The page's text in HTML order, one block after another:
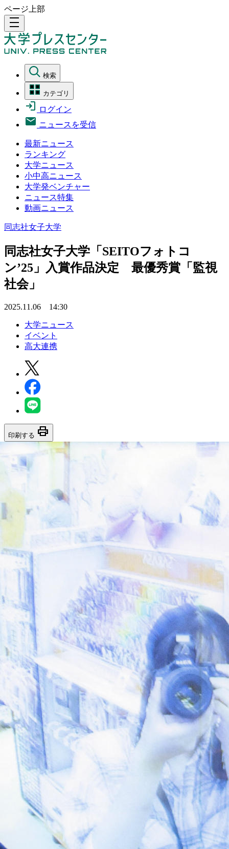
ページ上部
density_medium
検索
カテゴリ
ログイン
ニュースを受信
最新ニュース
ランキング
大学ニュース
小中高ニュース
大学発ベンチャー
ニュース特集
動画ニュース
同志社女子大学
同志社女子大学「SEITOフォトコ
ン’25」入賞作品決定 最優秀賞「監視
社会」
2025.11.06 14:30
大学ニュース
イベント
高大連携
印刷する print